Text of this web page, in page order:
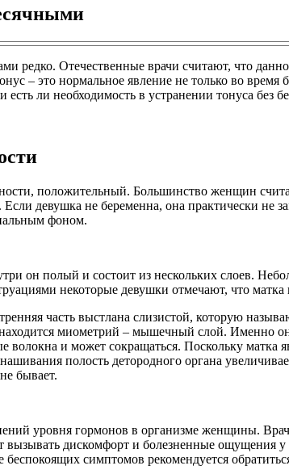
редко. Отечественные врачи считают, что
– это нормальное явление не только во
ли необходимость в устранении тонуса без
положительный. Большинство женщин
девушка не беременна, она практически не
фоном.
он полый и состоит из нескольких слоев.
некоторые девушки отмечают, что матка
часть выстлана слизистой, которую
находится миометрий – мышечный слой.
и может сокращаться. Поскольку матка
полость детородного органа
бывает.
уровня гормонов в организме женщины.
вызывать дискомфорт и болезненные
симптомов рекомендуется